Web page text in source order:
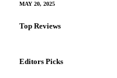
MAY 20, 2025
Top Reviews
Editors Picks